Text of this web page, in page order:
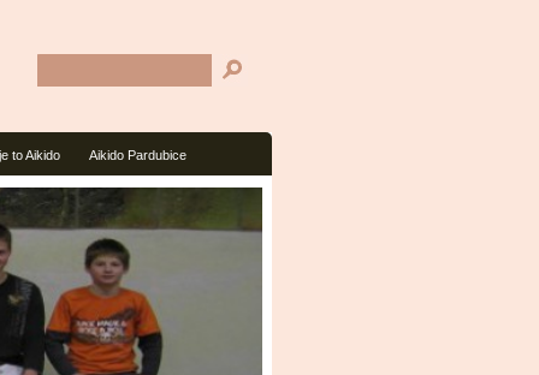
to Aikido Aikido Pardubice